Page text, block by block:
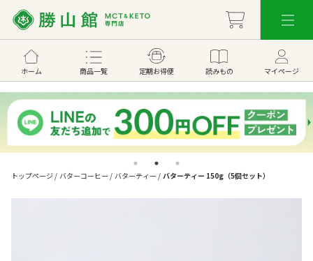
ホーム 商品一覧 定期お得便 読みもの マイページ
トップページ / バターコーヒー / バターティー / バターティー 150g（5個セット）